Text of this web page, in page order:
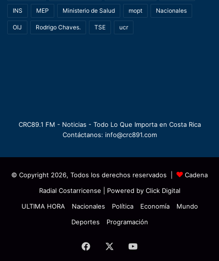
INS MEP Ministerio de Salud mopt Nacionales
OIJ Rodrigo Chaves. TSE ucr
CRC89.1 FM - Noticias - Todo Lo Que Importa en Costa Rica
Contáctanos: info@crc891.com
© Copyright 2026, Todos los derechos reservados |
Cadena
Radial Costarricense | Powered by Click Digital
ULTIMA HORA
Nacionales Política Economía
Mundo
Deportes
Programación
Facebook YouTube